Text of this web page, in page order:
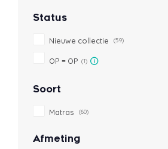
Status
Nieuwe collectie (59)
OP = OP (1)
Soort
Matras (60)
Afmeting